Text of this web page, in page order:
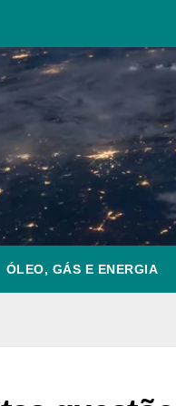
ÓLEO, GÁS E ENERGIA